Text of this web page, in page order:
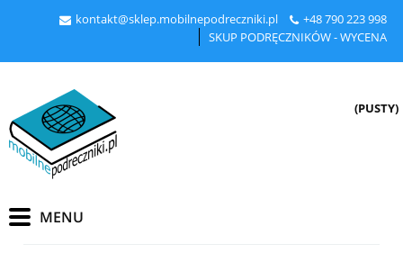
kontakt@sklep.mobilnepodreczniki.pl +48790 223 998
SKUP PODRĘCZNIKÓW - WYCENA
(PUSTY)